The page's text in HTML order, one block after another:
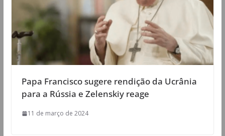
Papa Francisco sugere rendição da Ucrânia
para a Rússia e Zelenskiy reage
11 de março de 2024